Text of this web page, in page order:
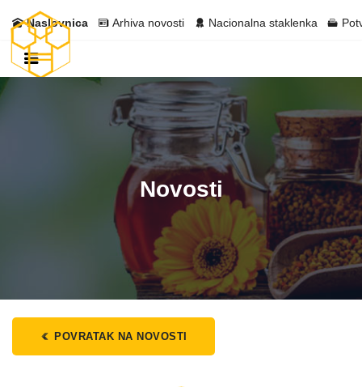
Naslovnica Arhiva novosti Nacionalna staklenka
Novosti
POVRATAK NA NOVOSTI